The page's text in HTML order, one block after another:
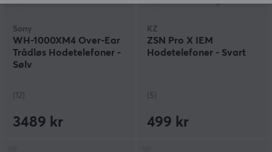
Sony
WH-1000XM4 Over-Ear
Trådløs Hodetelefoner -
Sølv
(12)
3489 kr
KZ
ZSN Pro X IEM
Hodetelefoner - Svart
(5)
499 kr